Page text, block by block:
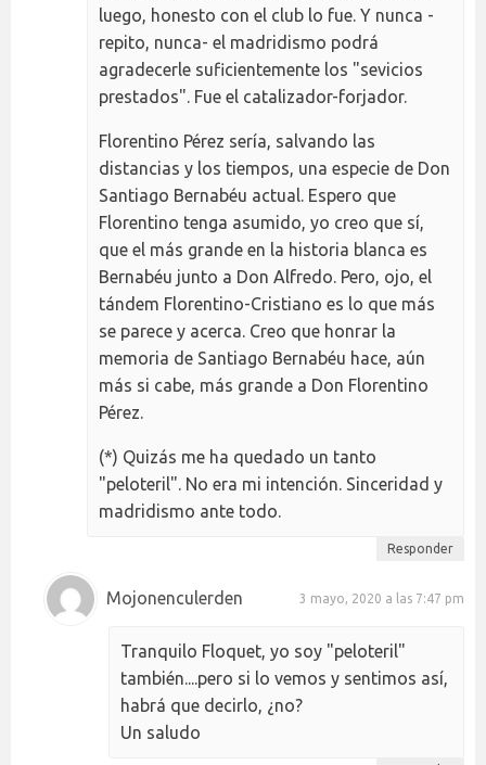
luego, honesto con el club lo fue. Y nunca -
repito, nunca- el madridismo podrá
agradecerle suficientemente los "sevicios
prestados". Fue el catalizador-forjador.
Florentino Pérez sería, salvando las
distancias y los tiempos, una especie de Don
Santiago Bernabéu actual. Espero que
Florentino tenga asumido, yo creo que sí,
que el más grande en la historia blanca es
Bernabéu junto a Don Alfredo. Pero, ojo, el
tándem Florentino-Cristiano es lo que más
se parece y acerca. Creo que honrar la
memoria de Santiago Bernabéu hace, aún
más si cabe, más grande a Don Florentino
Pérez.
(*) Quizás me ha quedado un tanto
"peloteril". No era mi intención. Sinceridad y
madridismo ante todo.
Responder
Mojonenculerden 3 mayo, 2020 a las 7:47 pm
Tranquilo Floquet, yo soy "peloteril"
también....pero si lo vemos y sentimos así,
habrá que decirlo, ¿no?
Un saludo